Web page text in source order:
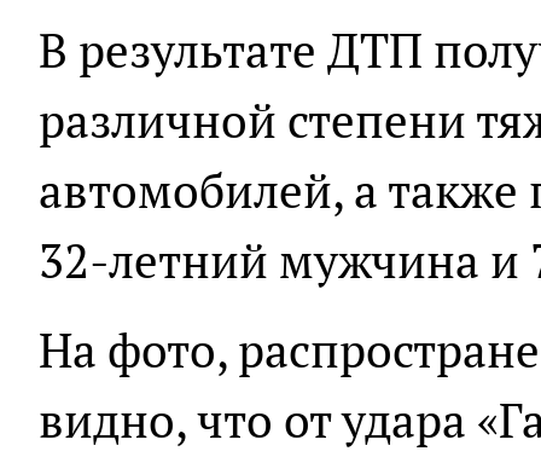
В результате ДТП
различной степени
автомобилей, а также
32-летний мужчина и
На фото,
видно, что от удара